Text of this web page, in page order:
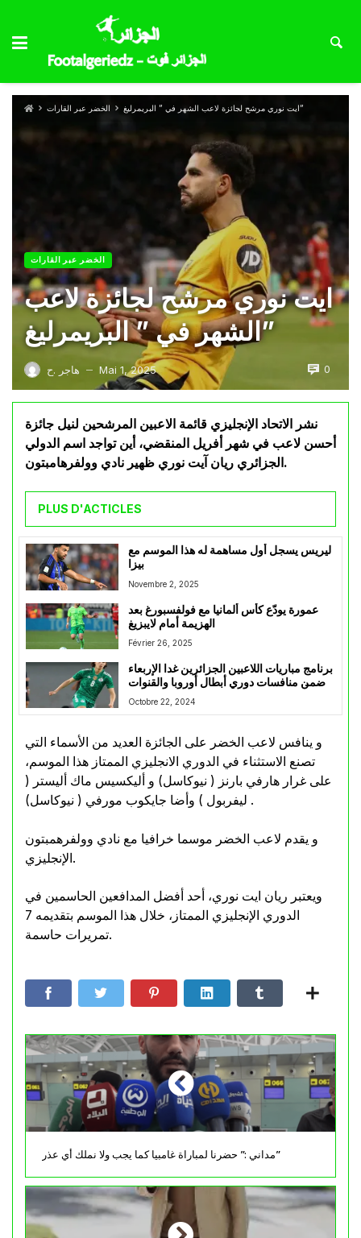
الخضر عبر القارات ايت نوري مرشح لجائزة لاعب الشهر في ” البريمرليغ”
الخضر عبر القارات
ايت نوري مرشح لجائزة لاعب
الشهر في ” البريمرليغ”
هاجر .ح — Mai 1, 2025 0
نشر الاتحاد الإنجليزي قائمة الاعبين المرشحين لنيل جائزة
أحسن لاعب في شهر أفريل المنقضي، أين تواجد اسم الدولي
الجزائري ريان آيت نوري ظهير نادي وولفرهامبتون.
PLUS D'ACTICLES
ليريس يسجل أول مساهمة له هذا الموسم مع
بيزا
Novembre 2, 2025
عمورة يودّع كأس ألمانيا مع فولفسبورغ بعد
الهزيمة أمام لايبزيغ
Février 26, 2025
برنامج مباريات اللاعبين الجزائرين غدا الإربعاء
ضمن منافسات دوري أبطال أوروبا والقنوات
الناقلة لها
Octobre 22, 2024
و ينافس لاعب الخضر على الجائزة العديد من الأسماء التي
تصنع الاستثناء في الدوري الانجليزي الممتاز هذا الموسم،
على غرار هارفي بارنز ( نيوكاسل) و أليكسيس ماك أليستر (
ليفربول ) وأضا جايكوب مورفي ( نيوكاسل) .
و يقدم لاعب الخضر موسما خرافيا مع نادي وولفرهمبتون
الإنجليزي.
ويعتبر ريان ايت نوري، أحد أفضل المدافعين الحاسمين في
الدوري الإنجليزي الممتاز، خلال هذا الموسم بتقديمه 7
تمريرات حاسمة.
مداني :” حضرنا لمباراة غامبيا كما يجب ولا نملك أي عذر”